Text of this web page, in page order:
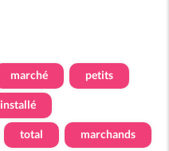
marché petits
installé
total marchands